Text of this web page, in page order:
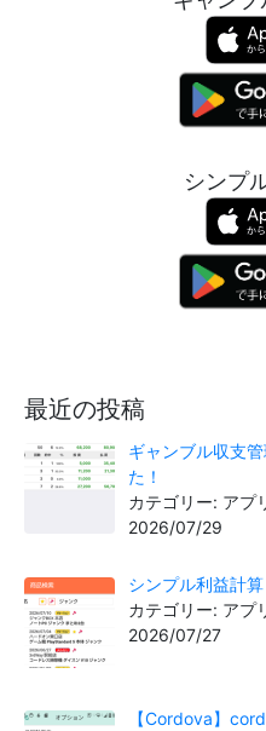
シンプ
最近の投稿
ギャンブル収支
た！
カテゴリー: アプ
2026/07/29
シンプル利益計
カテゴリー: アプ
2026/07/27
【Cordova】